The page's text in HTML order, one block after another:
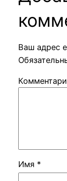
Ваш адрес
Имя *